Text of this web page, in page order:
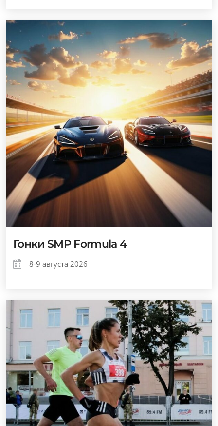
Гонки SMP Formula 4
8-9 августа 2026